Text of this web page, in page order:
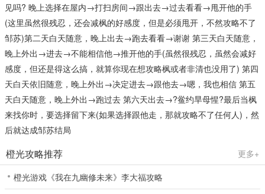
见吗? 晚上选择在屋内→打扫房间→跟出去→过去看看→甩开他的手
(这里虽然很残忍，还会减枫的好感度，但是必须甩开，不然攻略不了
邹苏)第二天白天随意，晚上出去→跑去看看→谢谢 第三天白天随意，
晚上外出→进去→不能相信他→推开他的手(虽然很残忍，虽然会减好
感度，但还是得这么搞，就算你现在想攻略枫或者非清也没用了) 第四
天白天依旧随意，晚上外出→决定进去→跟他去→嗯，我也相信 第五
天白天随意，晚上外出→跑过去 第六天出去→?鲎约旱母惺?最后当枫
来找你时，要选择留下来(如果选择跟他走，那就攻略不了任何人)，然
后就达成邹苏结局
橙光攻略推荐
更多+
橙光游戏《我在九幽修未来》李大福攻略